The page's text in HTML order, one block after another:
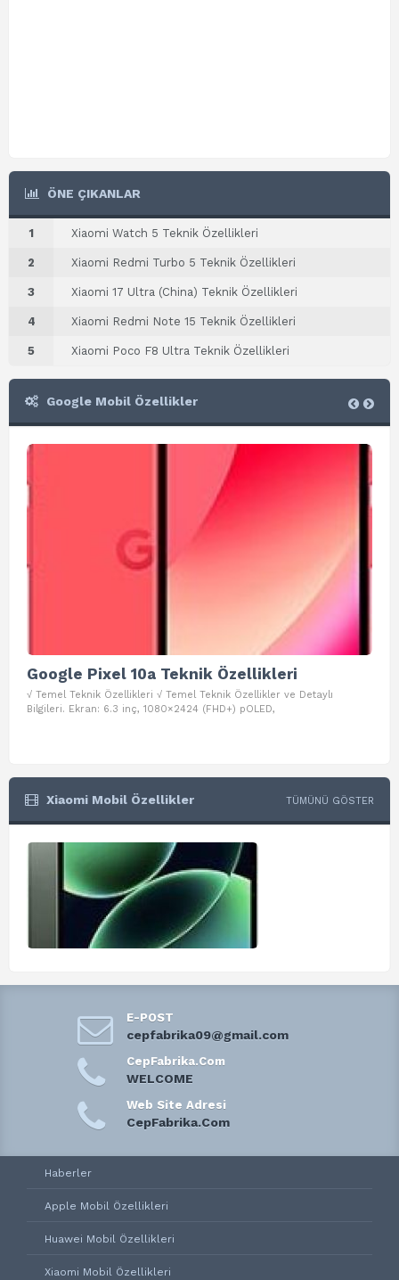
ÖNE ÇIKANLAR
1 Xiaomi Watch 5 Teknik Özellikleri
2 Xiaomi Redmi Turbo 5 Teknik Özellikleri
3 Xiaomi 17 Ultra (China) Teknik Özellikleri
4 Xiaomi Redmi Note 15 Teknik Özellikleri
5 Xiaomi Poco F8 Ultra Teknik Özellikleri
Google Mobil Özellikler
Google Pixel 10a Teknik Özellikleri
√ Temel Teknik Özellikleri √ Temel Teknik Özellikler ve Detaylı
Bilgileri. Ekran: 6.3 inç, 1080×2424 (FHD+) pOLED,
Xiaomi Mobil Özellikler TÜMÜNÜ GÖSTER
E-POST
cepfabrika09@gmail.com
CepFabrika.Com
WELCOME
Web Site Adresi
CepFabrika.Com
Haberler
Apple Mobil Özellikleri
Huawei Mobil Özellikleri
Xiaomi Mobil Özellikleri